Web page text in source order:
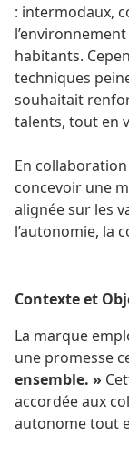
: intermodaux,
habitants.
techniques
souhaitait
talents, tout en
En collaboration
concevoir une
alignée sur les
l’autonomie, la
Contexte et
La marque
une promesse
ensemble. »
accordée aux
autonome tout